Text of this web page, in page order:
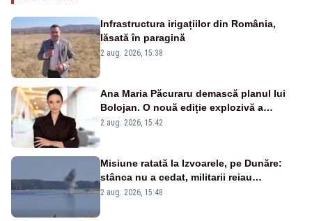
Infrastructura irigațiilor din România,
lăsată în paragină
2 aug. 2026, 15:38
Ana Maria Păcuraru demască planul lui
Bolojan. O nouă ediție explozivă a
emisiunii „Miza Zilei” la Realitatea PLUS
2 aug. 2026, 15:42
Misiune ratată la Izvoarele, pe Dunăre:
stânca nu a cedat, militarii reiau
detonările luni – VIDEO
2 aug. 2026, 15:48